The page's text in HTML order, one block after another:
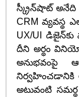
స్క్రీన్‌షాట్ అనేది
CRM వ్యవస్థ
UX/UI
దీని అర్థం
అనుభవంపై
నిర్వహించడానికి
అటువంటి